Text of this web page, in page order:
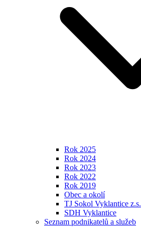
Rok 2025
Rok 2024
Rok 2023
Rok 2022
Rok 2019
Obec a okolí
TJ Sokol Vyklantice z.s.
SDH Vyklantice
Seznam podnikatelů a služeb